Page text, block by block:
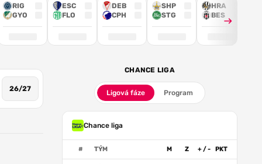
RIG
GYO
ESC
FLO
DEB
CPH
SHP
STG
HRA
BES
26/27
CHANCE LIGA
Ligová fáze Program
Chance liga
# TÝM M Z + / - PKT